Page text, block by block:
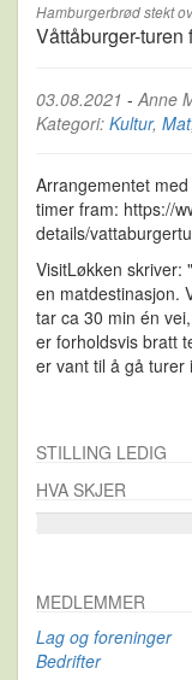
Hamburgerbrød stekt
Våttåburger-turen
03.08.2021 - Anne
Kategori: Kultur, Mat,
Arrangementet
timer fram: https://
details/
VisitLøkken skriver:
en matdestinasjon.
tar ca 30 min én
er forholdsvis bratt
er vant til å gå turer
STILLING LEDIG
HVA SKJER
Se flere…
MEDLEMMER
Lag og foreninger
Bedrifter